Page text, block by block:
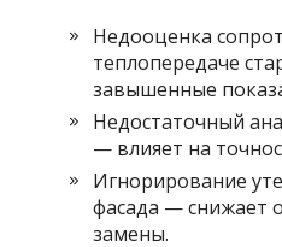
Недооценка
теплопередаче
завышенные
Недостаточный
— влияет на
Игнорирование
фасада — снижает
замены.